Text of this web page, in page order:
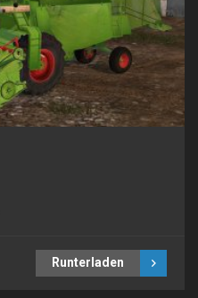
Runterladen